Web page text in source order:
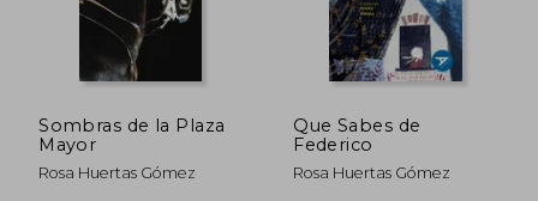
40%
dcto.
55%
dcto.
Sombras de la Plaza
Mayor
Rosa Huertas Gómez
Que Sabes de
Federico
Rosa Huertas Gómez